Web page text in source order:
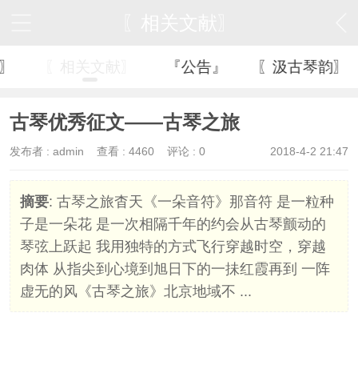
『公告』 〖汲古琴韵〗
古琴优秀征文——古琴之旅
2018-4-2 21:47
发布者 : admin 查看 : 4460 评论 : 0
摘要: 古琴之旅杳天《一朵音符》那音符 是一粒种
子是一朵花 是一次相隔千年的约会从古琴颤动的
琴弦上跃起 我用独特的方式飞行穿越时空，穿越
肉体 从指尖到心境到旭日下的一抺红霞再到 一阵
虚无的风《古琴之旅》北京地域不 ...